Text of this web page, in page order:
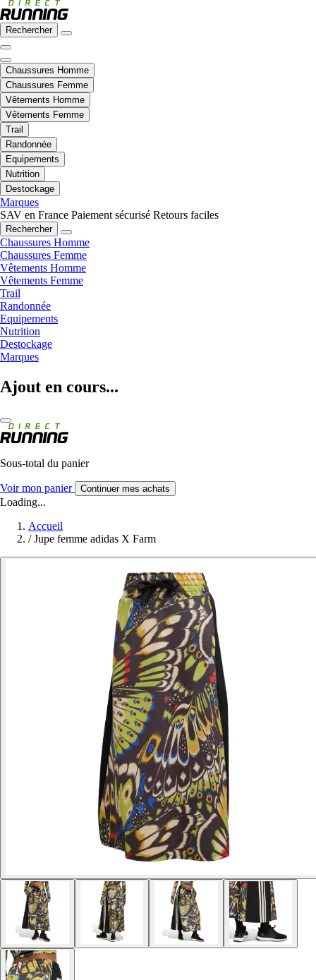
Rechercher
Chaussures Homme
Chaussures Femme
Vêtements Homme
Vêtements Femme
Trail
Randonnée
Equipements
Nutrition
Destockage
Marques
SAV en France Paiement sécurisé Retours faciles
Rechercher
Chaussures Homme
Chaussures Femme
Vêtements Homme
Vêtements Femme
Trail
Randonnée
Equipements
Nutrition
Destockage
Marques
Ajout en cours...
Sous-total du panier
Voir mon panier Continuer mes achats
Loading...
Accueil
/ Jupe femme adidas X Farm